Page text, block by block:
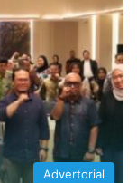
Advertorial